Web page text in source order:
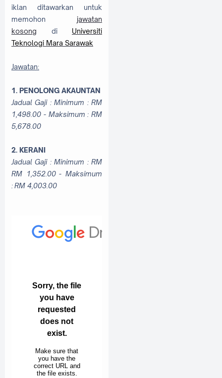
iklan ditawarkan untuk
memohon jawatan
kosong di Universiti
Teknologi Mara Sarawak
Jawatan:
1. PENOLONG AKAUNTAN
Jadual Gaji : Minimum : RM
1,498.00 - Maksimum : RM
5,678.00
2. KERANI
Jadual Gaji : Minimum : RM
RM 1,352.00 - Maksimum
: RM 4,003.00